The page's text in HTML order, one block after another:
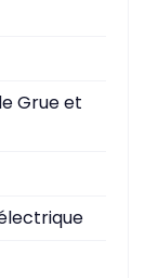
Grue et